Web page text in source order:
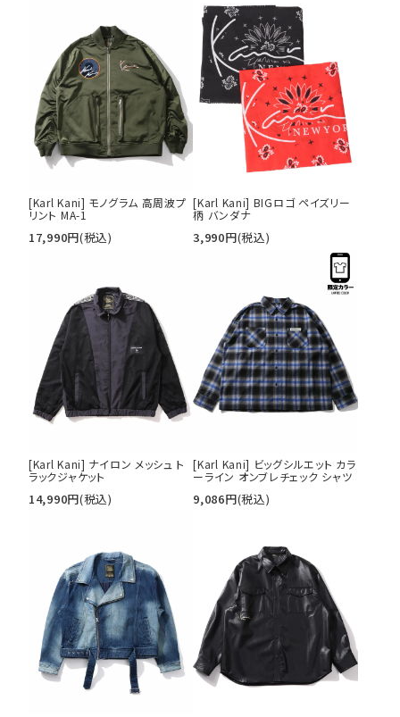
[Karl Kani] モノグラム 高周波プ
リント MA-1
17,990円(税込)
[Karl Kani] BIGロゴ ペイズリー
柄 バンダナ
3,990円(税込)
[Karl Kani] ナイロン メッシュ ト
ラックジャケット
14,990円(税込)
[Karl Kani] ビッグシルエット カラ
ーライン オンブレチェック シャツ
9,086円(税込)